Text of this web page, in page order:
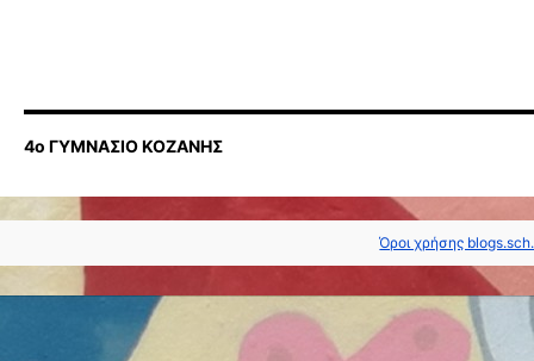
4ο ΓΥΜΝΑΣΙΟ ΚΟΖΑΝΗΣ
Όροι χρήσης